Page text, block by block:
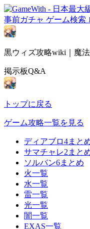
事前ガチャ ゲーム検索
黒ウィズ攻略wiki｜魔
掲示板Q&A
トップに戻る
ゲーム攻略一覧を見る
ディアブロ4まと
サマチャレ2まと
ソルバン6まとめ
火一覧
水一覧
雷一覧
光一覧
闇一覧
EXAS一覧